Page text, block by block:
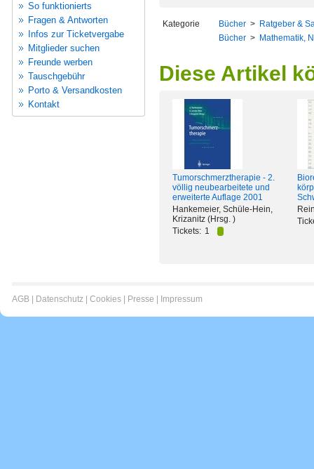
So funktionierts
Fragen & Antworten
Infos zur Ticketvergabe
Mitglieder suchen
Freunde werben
Tauschgebühr
Porto & Versandkosten
Kontakt
Kategorie Bücher > Ratgeber &
Bücher > Mathematik,
Diese Artikel
Tumorschmerztherapie - 2.
völlig neubearbeitete und
erweiterte Auflage 2001
Hankemeier, Schüle-Hein,
Krizanitz (Hrsg. )
Tickets: 1
AGB Datenschutz Cookies Presse Impressum